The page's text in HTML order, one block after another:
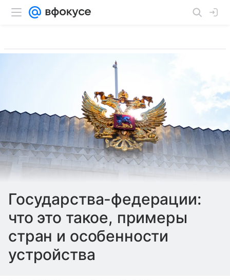
Государства-федерации:
что это такое, примеры
стран и особенности
устройства